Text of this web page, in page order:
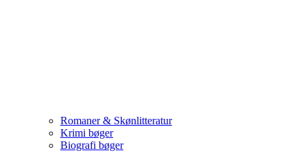
Romaner & Skønlitteratur
Krimi bøger
Biografi bøger